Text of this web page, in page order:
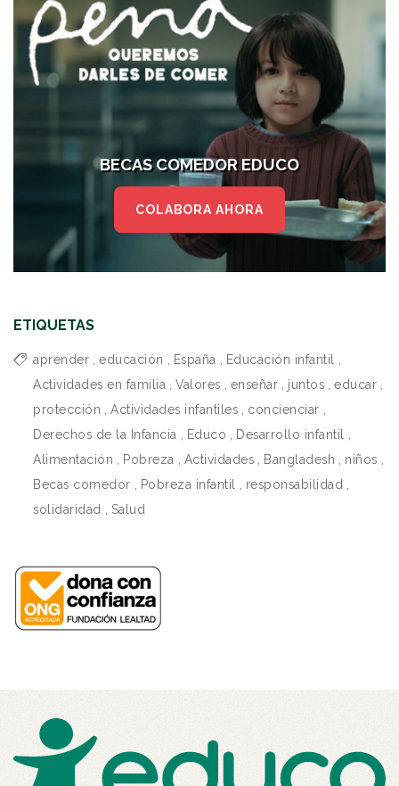
BECAS COMEDOR EDUCO
COLABORA AHORA
ETIQUETAS
aprender educación España Educación infantil
Actividades en familia
Valores enseñar juntos educar
protección
Actividades infantiles concienciar
Derechos de la Infancia
Educo Desarrollo infantil
Alimentación
Pobreza Actividades Bangladesh niños
Becas comedor
Pobreza infantil responsabilidad
solidaridad
Salud